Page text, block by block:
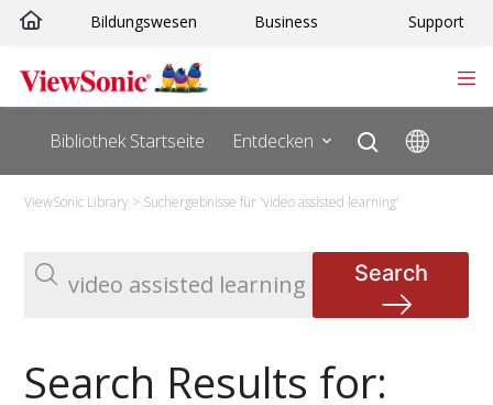
Zum
springen
Bildungswesen Business Support
Bibliothek Startseite Entdecken
ViewSonic Library > Suchergebnisse für 'video assisted learning'
Search
Search Results for: